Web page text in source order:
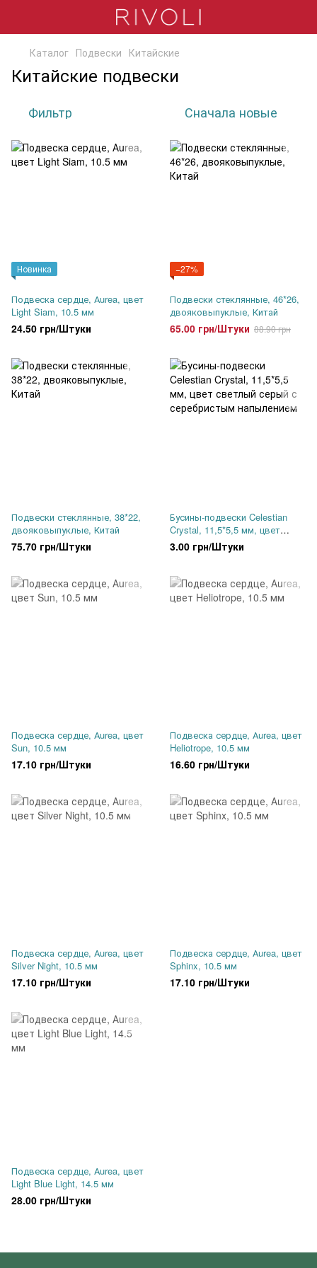
Каталог Подвески Китайские
Китайские подвески
Фильтр Сначала новые
Новинка
Подвеска сердце, Аurea, цвет
Light Siam, 10.5 мм
24.50 грн/Штуки
−27%
Подвески стеклянные, 46*26,
двояковыпуклые, Китай
65.00 грн/Штуки 88.90 грн
Подвески стеклянные, 38*22,
двояковыпуклые, Китай
75.70 грн/Штуки
Бусины-подвески Celestian
Crystal, 11,5*5,5 мм, цвет
светлый серый с
серебристым напылением
3.00 грн/Штуки
Подвеска сердце, Аurea, цвет
Sun, 10.5 мм
17.10 грн/Штуки
Подвеска сердце, Аurea, цвет
Heliotrope, 10.5 мм
16.60 грн/Штуки
Подвеска сердце, Аurea, цвет
Silver Night, 10.5 мм
17.10 грн/Штуки
Подвеска сердце, Аurea, цвет
Sphinx, 10.5 мм
17.10 грн/Штуки
Подвеска сердце, Аurea, цвет
Light Blue Light, 14.5 мм
28.00 грн/Штуки